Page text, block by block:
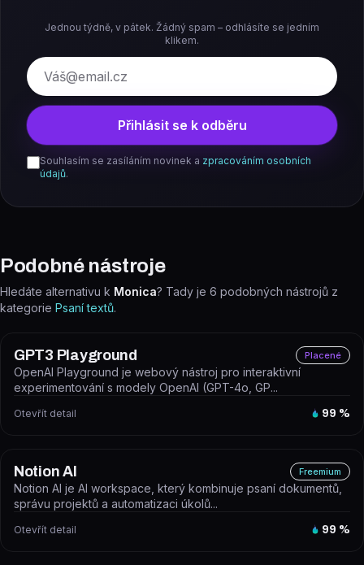
Jednou týdně, v pátek. Žádný spam – odhlásíte se jedním
klikem.
E-mail
Přihlásit se k odběru
Souhlasím se zasíláním novinek a zpracováním osobních
údajů.
Podobné nástroje
Hledáte alternativu k Monica? Tady je 6 podobných nástrojů z
kategorie Psaní textů.
GPT3 Playground Placené
OpenAI Playground je webový nástroj pro interaktivní
experimentování s modely OpenAI (GPT-4o, GP...
Otevřít detail 99 %
Notion AI Freemium
Notion AI je AI workspace, který kombinuje psaní dokumentů,
správu projektů a automatizaci úkolů...
Otevřít detail 99 %